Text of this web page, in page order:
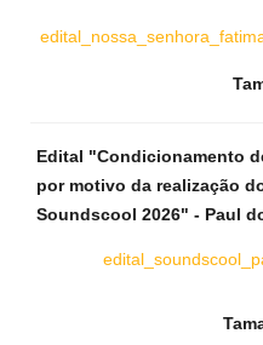
Edital "Condicionamento
por motivo da realização
Soundscool 2026" - Paul